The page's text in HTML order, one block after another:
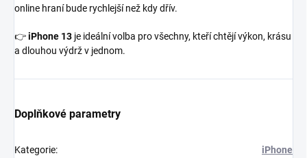
online hraní bude rychlejší než kdy dřív.
👉iPhone 13 je ideální volba pro všechny, kteří chtějí výkon, krásu
a dlouhou výdrž v jednom.
Doplňkové parametry
Kategorie: iPhone